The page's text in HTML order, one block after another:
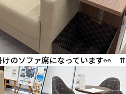
のソファ席になっています👀 ⇈